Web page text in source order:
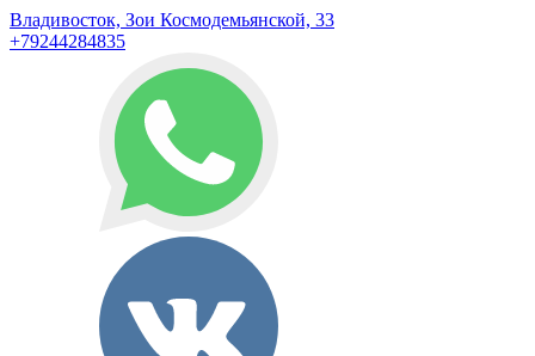
Владивосток, Зои Космодемьянской, 33
+79244284835